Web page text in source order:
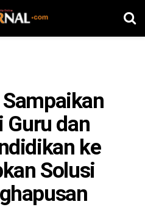
Sampaikan
Guru dan
ke
Solusi